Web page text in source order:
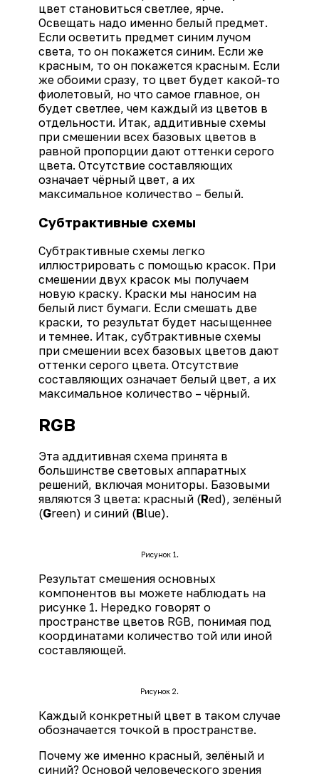
цвет становиться светлее, ярче.
Освещать надо именно белый предмет.
Если осветить предмет синим лучом
света, то он покажется синим. Если же
красным, то он покажется красным. Если
же обоими сразу, то цвет будет какой-то
фиолетовый, но что самое главное, он
будет светлее, чем каждый из цветов в
отдельности. Итак, аддитивные схемы
при смешении всех базовых цветов в
равной пропорции дают оттенки серого
цвета. Отсутствие составляющих
означает чёрный цвет, а их
максимальное количество – белый.
Субтрактивные схемы
Субтрактивные схемы легко
иллюстрировать с помощью красок. При
смешении двух красок мы получаем
новую краску. Краски мы наносим на
белый лист бумаги. Если смешать две
краски, то результат будет насыщеннее
и темнее. Итак, субтрактивные схемы
при смешении всех базовых цветов дают
оттенки серого цвета. Отсутствие
составляющих означает белый цвет, а их
максимальное количество – чёрный.
RGB
Эта аддитивная схема принята в
большинстве световых аппаратных
решений, включая мониторы. Базовыми
являются 3 цвета: красный (Red), зелёный
(Green) и синий (Blue).
Рисунок 1.
Результат смешения основных
компонентов вы можете наблюдать на
рисунке 1. Нередко говорят о
пространстве цветов RGB, понимая под
координатами количество той или иной
составляющей.
Рисунок 2.
Каждый конкретный цвет в таком случае
обозначается точкой в пространстве.
Почему же именно красный, зелёный и
синий? Основой человеческого зрения